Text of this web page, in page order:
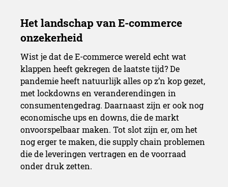
Wist je dat de E-commerce wereld echt wat
klappen heeft gekregen de laatste tijd? De
pandemie heeft natuurlijk alles op z’n kop gezet,
met lockdowns en veranderendingen in
consumentengedrag. Daarnaast zijn er ook nog
economische ups en downs, die de markt
onvoorspelbaar maken. Tot slot zijn er, om het
nog erger te maken, die supply chain problemen
die de leveringen vertragen en de voorraad
onder druk zetten.